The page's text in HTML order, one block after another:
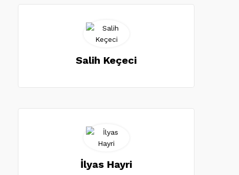
Salih Keçeci
İlyas Hayri